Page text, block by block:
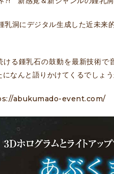
洞にデジタル生成した近未来
る鍾乳石の鼓動を最新技術で
なんと語りかけてくるでしょう
abukumado-event.com/